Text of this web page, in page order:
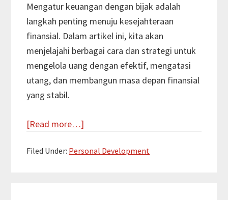
Mengatur keuangan dengan bijak adalah
langkah penting menuju kesejahteraan
finansial. Dalam artikel ini, kita akan
menjelajahi berbagai cara dan strategi untuk
mengelola uang dengan efektif, mengatasi
utang, dan membangun masa depan finansial
yang stabil.
[Read more…]
Mengatur
Filed Under: Personal Development